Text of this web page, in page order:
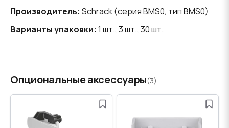
Производитель: Schrack (серия BMS0, тип BMS0)
Варианты упаковки: 1 шт., 3 шт., 30 шт.
Опциональные аксессуары(3)